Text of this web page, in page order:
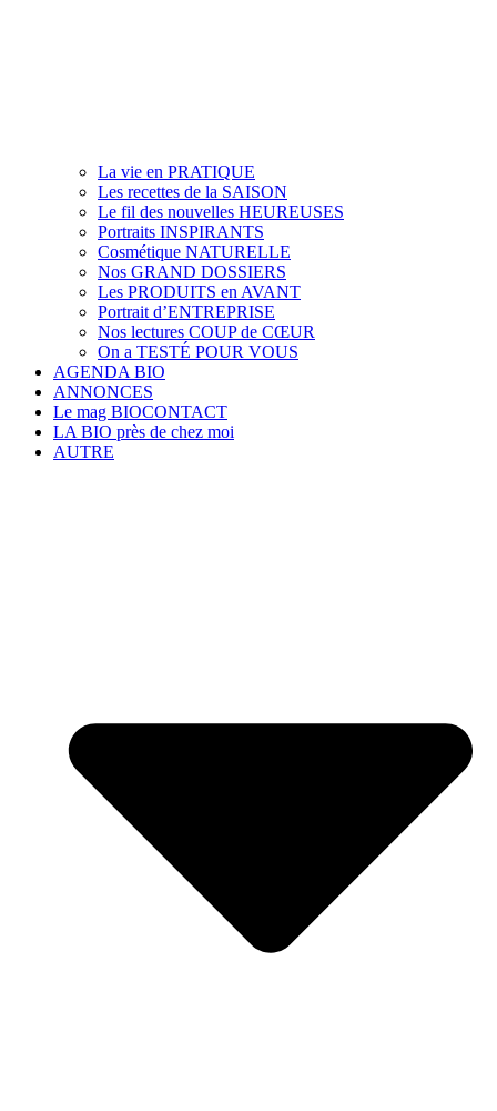
La vie en PRATIQUE
Les recettes de la SAISON
Le fil des nouvelles HEUREUSES
Portraits INSPIRANTS
Cosmétique NATURELLE
Nos GRAND DOSSIERS
Les PRODUITS en AVANT
Portrait d’ENTREPRISE
Nos lectures COUP de CŒUR
On a TESTÉ POUR VOUS
AGENDA BIO
ANNONCES
Le mag BIOCONTACT
LA BIO près de chez moi
AUTRE